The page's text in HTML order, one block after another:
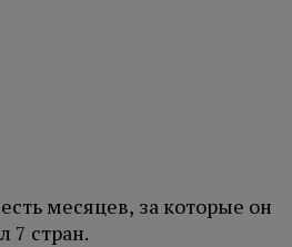
месяцев, за которые он
7 стран.